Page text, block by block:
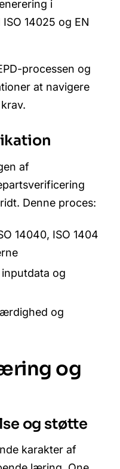
i
14025 og EN
processen og
at navigere
af
Denne proces:
14040, ISO 1404
og
og
og
og støtte
karakter af